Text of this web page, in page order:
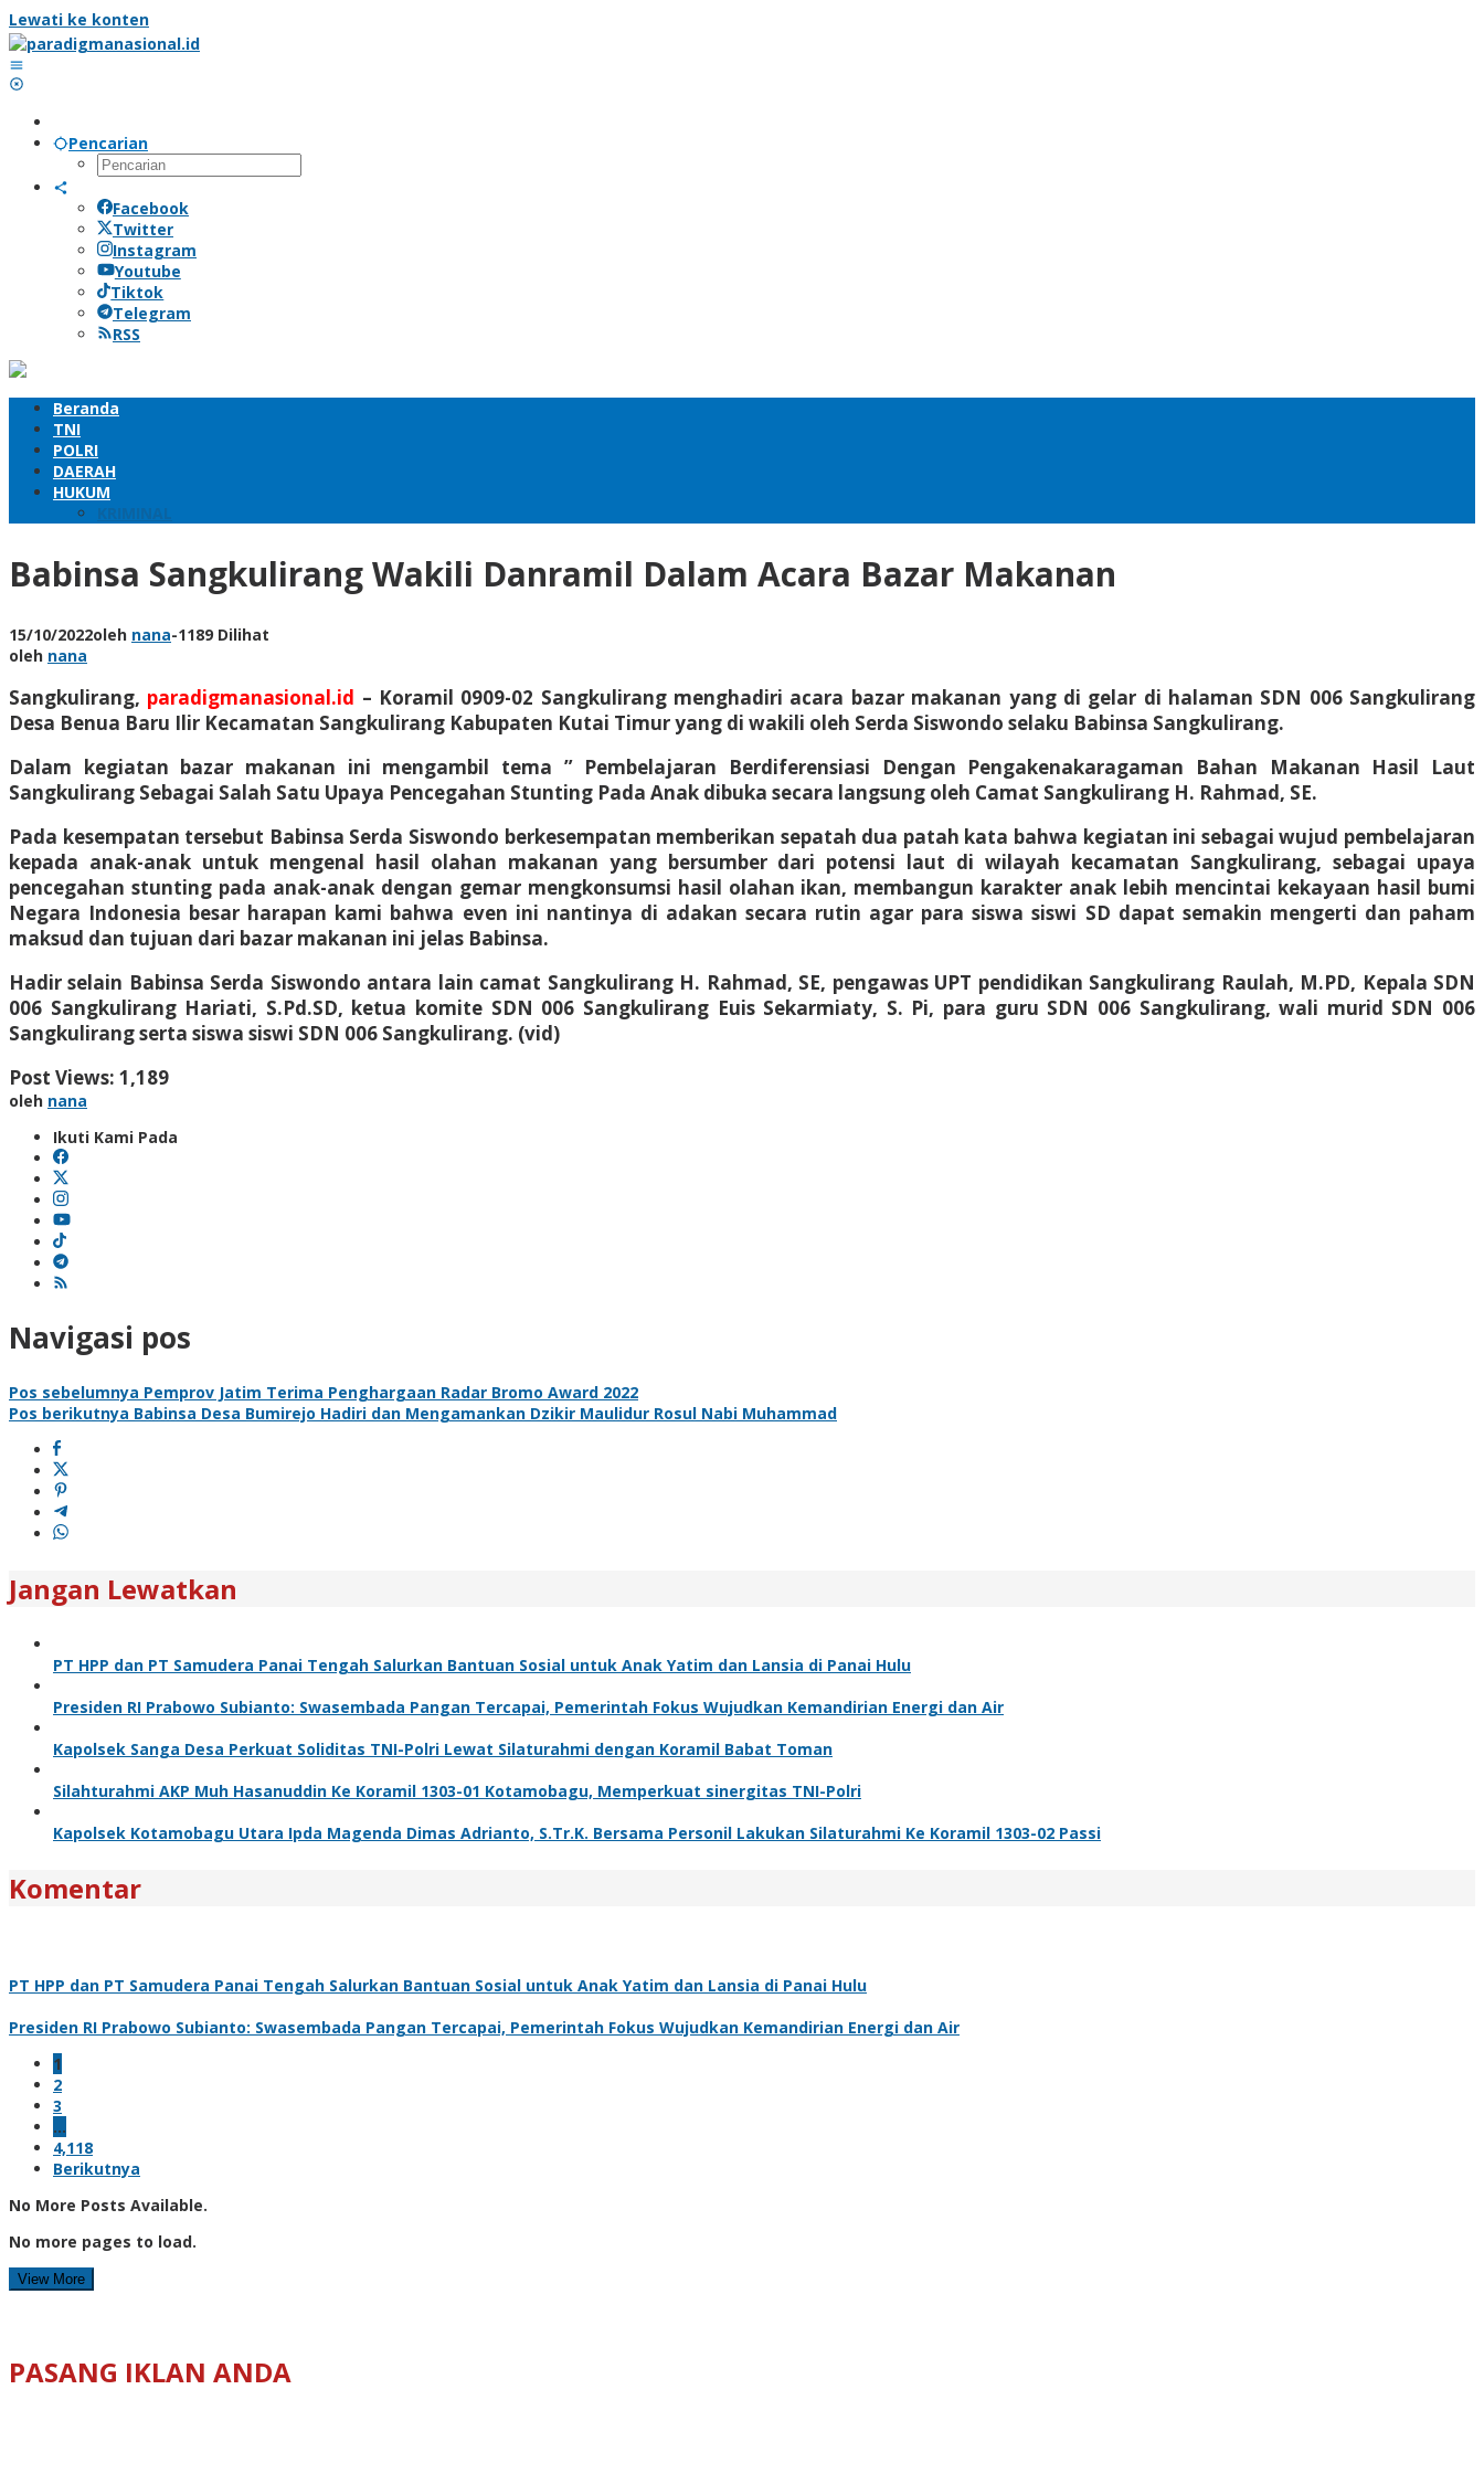
Lewati ke konten
Pencarian
Facebook
Twitter
Instagram
Youtube
Tiktok
Telegram
RSS
Beranda
TNI
POLRI
DAERAH
HUKUM
KRIMINAL
Babinsa Sangkulirang Wakili Danramil Dalam Acara Bazar Makanan
15/10/2022oleh nana-1189 Dilihat
oleh nana
Sangkulirang, paradigmanasional.id – Koramil 0909-02 Sangkulirang menghadiri acara bazar makanan yang di gelar di halaman SDN 006 Sangkulirang
Desa Benua Baru Ilir Kecamatan Sangkulirang Kabupaten Kutai Timur yang di wakili oleh Serda Siswondo selaku Babinsa Sangkulirang.
Dalam kegiatan bazar makanan ini mengambil tema ” Pembelajaran Berdiferensiasi Dengan Pengakenakaragaman Bahan Makanan Hasil Laut
Sangkulirang Sebagai Salah Satu Upaya Pencegahan Stunting Pada Anak dibuka secara langsung oleh Camat Sangkulirang H. Rahmad, SE.
Pada kesempatan tersebut Babinsa Serda Siswondo berkesempatan memberikan sepatah dua patah kata bahwa kegiatan ini sebagai wujud pembelajaran
kepada anak-anak untuk mengenal hasil olahan makanan yang bersumber dari potensi laut di wilayah kecamatan Sangkulirang, sebagai upaya
pencegahan stunting pada anak-anak dengan gemar mengkonsumsi hasil olahan ikan, membangun karakter anak lebih mencintai kekayaan hasil bumi
Negara Indonesia besar harapan kami bahwa even ini nantinya di adakan secara rutin agar para siswa siswi SD dapat semakin mengerti dan paham
maksud dan tujuan dari bazar makanan ini jelas Babinsa.
Hadir selain Babinsa Serda Siswondo antara lain camat Sangkulirang H. Rahmad, SE, pengawas UPT pendidikan Sangkulirang Raulah, M.PD, Kepala SDN
006 Sangkulirang Hariati, S.Pd.SD, ketua komite SDN 006 Sangkulirang Euis Sekarmiaty, S. Pi, para guru SDN 006 Sangkulirang, wali murid SDN 006
Sangkulirang serta siswa siswi SDN 006 Sangkulirang. (vid)
Post Views: 1,189
oleh nana
Ikuti Kami Pada
Navigasi pos
Pos sebelumnya Pemprov Jatim Terima Penghargaan Radar Bromo Award 2022
Pos berikutnya Babinsa Desa Bumirejo Hadiri dan Mengamankan Dzikir Maulidur Rosul Nabi Muhammad
Jangan Lewatkan
PT HPP dan PT Samudera Panai Tengah Salurkan Bantuan Sosial untuk Anak Yatim dan Lansia di Panai Hulu
Presiden RI Prabowo Subianto: Swasembada Pangan Tercapai, Pemerintah Fokus Wujudkan Kemandirian Energi dan Air
Kapolsek Sanga Desa Perkuat Soliditas TNI-Polri Lewat Silaturahmi dengan Koramil Babat Toman
Silahturahmi AKP Muh Hasanuddin Ke Koramil 1303-01 Kotamobagu, Memperkuat sinergitas TNI-Polri
Kapolsek Kotamobagu Utara Ipda Magenda Dimas Adrianto, S.Tr.K. Bersama Personil Lakukan Silaturahmi Ke Koramil 1303-02 Passi
Komentar
PT HPP dan PT Samudera Panai Tengah Salurkan Bantuan Sosial untuk Anak Yatim dan Lansia di Panai Hulu
Presiden RI Prabowo Subianto: Swasembada Pangan Tercapai, Pemerintah Fokus Wujudkan Kemandirian Energi dan Air
1
2
3
…
4,118
Berikutnya
No More Posts Available.
No more pages to load.
View More
PASANG IKLAN ANDA